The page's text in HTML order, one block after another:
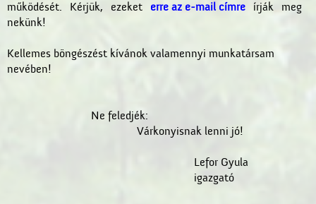
működését. Kérjük, ezeket erre az e-mail címre írják meg
nekünk!
Kellemes böngészést kívánok valamennyi munkatársam
nevében!
Ne feledjék:
Várkonyisnak lenni jó!
Lefor Gyula
igazgató